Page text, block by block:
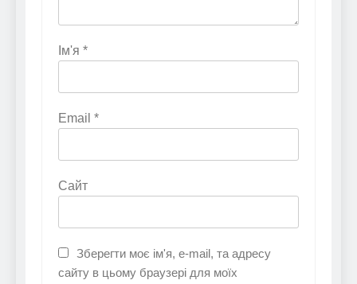
Ім'я *
Email *
Сайт
Зберегти моє ім'я, e-mail, та адресу
сайту в цьому браузері для моїх